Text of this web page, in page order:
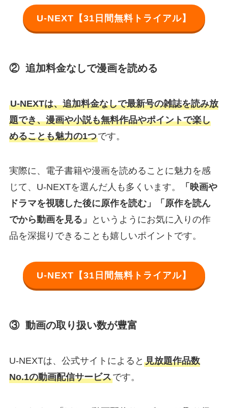
U-NEXT【31日間無料トライアル】
② 追加料金なしで漫画を読める
U-NEXTは、追加料金なしで最新号の雑誌を読み放
題でき、漫画や小説も無料作品やポイントで楽し
めることも魅力の1つです。
実際に、電子書籍や漫画を読めることに魅力を感
じて、U-NEXTを選んだ人も多くいます。
「映画や
ドラマを視聴した後に原作を読む」「原作を読ん
でから動画を見る」
というようにお気に入りの作
品を深掘りできることも嬉しいポイントです。
U-NEXT【31日間無料トライアル】
③ 動画の取り扱い数が豊富
U-NEXTは、公式サイトによると 見放題作品数
No.1の動画配信サービスです。